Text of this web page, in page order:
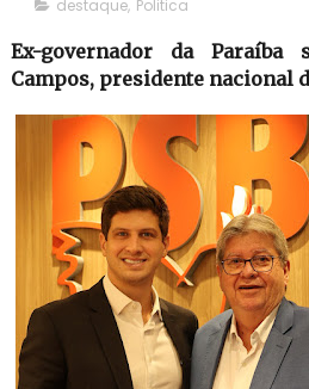
destaque, Politica
Ex-governador da
Campos, presidente nacional